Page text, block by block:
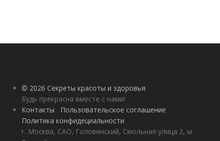
© 2026 Секреты красоты и здоровья
Будь прекрасна вместе с нами!
Контакты
Пользовательское соглашение
Политика конфидециальности
г. Москва, САО, Головинский, Смольная улица 2, м.